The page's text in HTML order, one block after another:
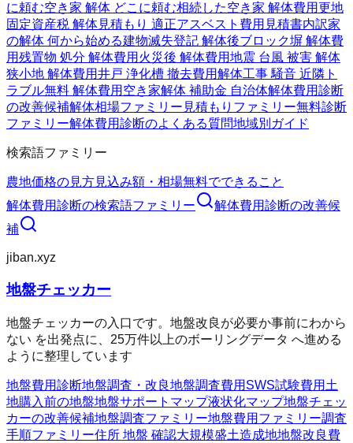
に頼む空き家 解体 どこに頼む相続した空き家 解体費用更地
固定資産税 解体見積もり 適正アスベスト費用 見積書内訳家
の解体 何から始める建物滅失登記 解体後ブロック塀 解体費
用残置物 処分 解体費用 火災後 解体費用地震 台風 被害 解体
狭小地 解体費用井戸 浄化槽 撤去費用解体工事 騒音 近隣ト
ラブル無料 解体費用 空き家解体 補助金 自治体解体費用診断
の改善候補解体相場ファミリー 見積もりファミリー無料診断
ファミリー解体費用診断のよくある質問地域別ガイド
検索語ファミリー
農地価格の見方見込み額・相場無料でできること
解体費用診断の検索語ファミリー 解体費用診断の改善候
補
jiban.xyz
地盤チェッカー
地盤チェッカーの入口です。地盤改良が必要か事前にわから
ない を出発点に、25万件以上のボーリングデータ へ進める
ように整理しています
地盤費用診断地盤調査・改良地盤調査費用 SWS試験費用 土
地購入前の地盤地盤サポートマップ液状化マップ地盤チェッ
カーの改善候補地盤調査ファミリー地盤費用ファミリー調査
手順ファミリー住所 地盤 確認大規模盛土造成地地盤改良費